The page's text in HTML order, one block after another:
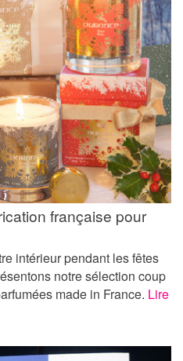
française pour
intérieur pendant les fêtes
notre sélection coup
made in France. Lire